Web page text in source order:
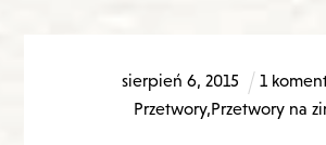
sierpień 6,2015
1
Przetwory,Przetwory na